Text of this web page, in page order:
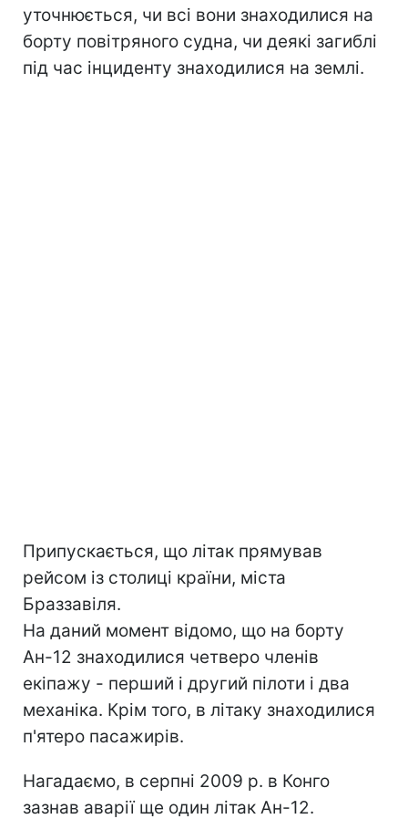
уточнюється, чи всі вони знаходилися на
борту повітряного судна, чи деякі загиблі
під час інциденту знаходилися на землі.
Припускається, що літак прямував
рейсом із столиці країни, міста
Браззавіля.
На даний момент відомо, що на борту
Ан-12 знаходилися четверо членів
екіпажу - перший і другий пілоти і два
механіка. Крім того, в літаку знаходилися
п'ятеро пасажирів.
Нагадаємо, в серпні 2009 р. в Конго
зазнав аварії ще один літак Ан-12.